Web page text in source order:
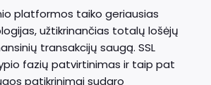
platformos taiko geriausias
užtikrinančias totalų lošėjų
transakcijų saugą. SSL
fazių patvirtinimas ir taip pat
patikrinimai sudaro